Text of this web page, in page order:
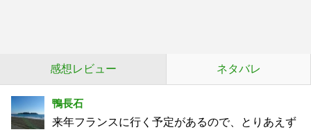
感想レビュー ネタバレ
鴨長石
来年フランスに行く予定があるので、とりあえず